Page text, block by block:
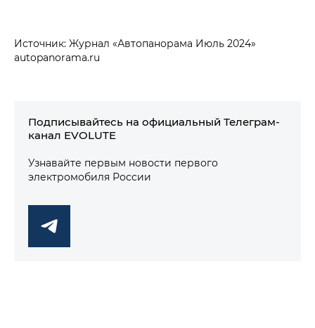
Источник: Журнал «Автопанорама Июль 2024»
autopanorama.ru
Подписывайтесь на официальный Телеграм-
канал EVOLUTE
Узнавайте первым новости первого
электромобиля России